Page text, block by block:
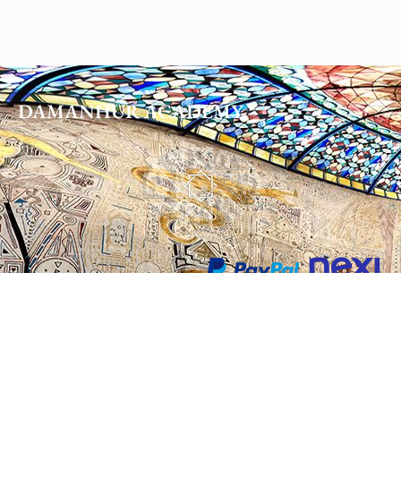
DAMANHURACADEMY